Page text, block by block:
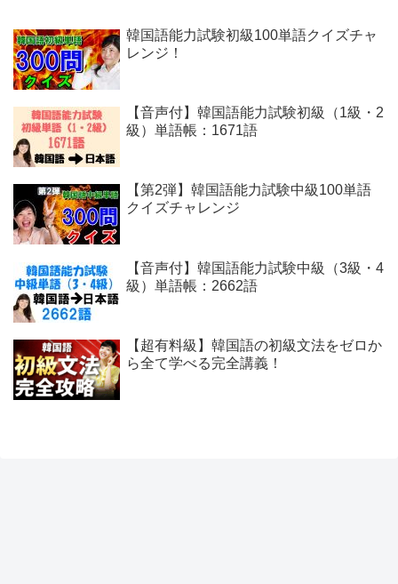
韓国語能力試験初級100単語クイズチャ
レンジ！
【音声付】韓国語能力試験初級（1級・2
級）単語帳：1671語
【第2弾】韓国語能力試験中級100単語
クイズチャレンジ
【音声付】韓国語能力試験中級（3級・4
級）単語帳：2662語
【超有料級】韓国語の初級文法をゼロか
ら全て学べる完全講義！